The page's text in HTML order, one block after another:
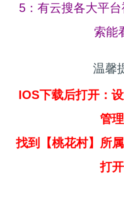
5：有云搜各大平
索能
温馨
IOS下载后打开：
管理
找到
【桃花村】所
打开